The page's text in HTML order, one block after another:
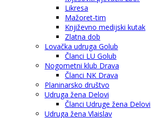
Likresa
Mažoret-tim
Književno medijski kutak
Zlatna dob
Lovačka udruga Golub
Članci LU Golub
Nogometni klub Drava
Članci NK Drava
Planinarsko društvo
Udruga žena Delovi
Članci Udruge žena Delovi
Udruga žena Vlaislav